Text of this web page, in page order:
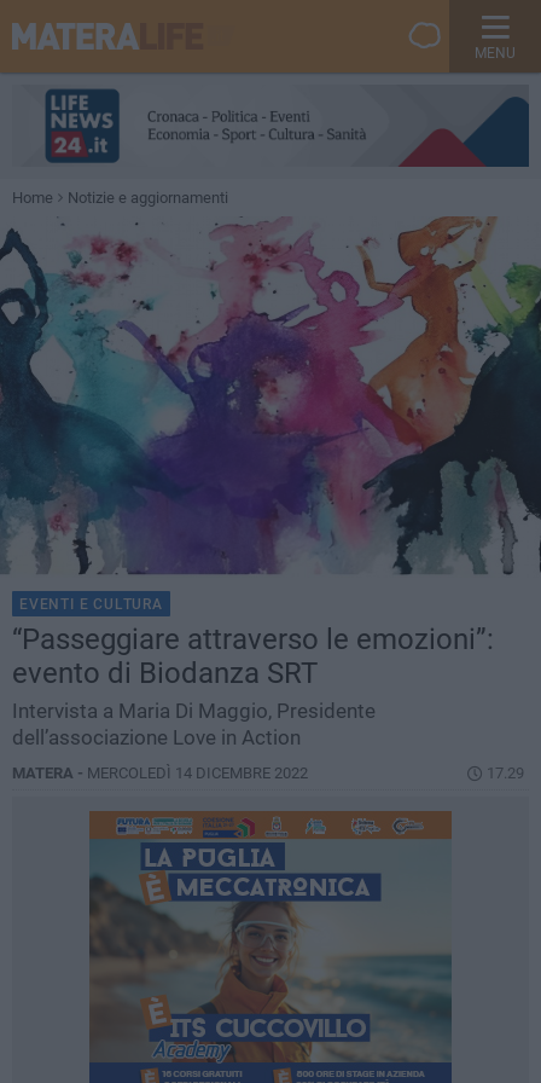
MENU
Home Notizie e aggiornamenti
EVENTI E CULTURA
“Passeggiare attraverso le emozioni”:
evento di Biodanza SRT
Intervista a Maria Di Maggio, Presidente
dell’associazione Love in Action
MATERA - MERCOLEDÌ 14 DICEMBRE 2022 17.29